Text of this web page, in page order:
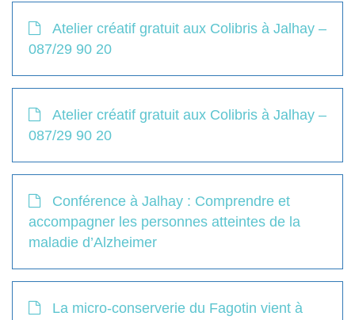
Atelier créatif gratuit aux Colibris à Jalhay –
087/29 90 20
Atelier créatif gratuit aux Colibris à Jalhay –
087/29 90 20
Conférence à Jalhay : Comprendre et
accompagner les personnes atteintes de la
maladie d’Alzheimer
La micro-conserverie du Fagotin vient à